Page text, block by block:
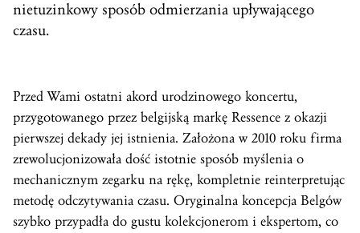
nietuzinkowy sposób odmierzania upływającego
czasu.
Przed Wami ostatni akord urodzinowego koncertu,
przygotowanego przez belgijską markę Ressence z okazji
pierwszej dekady jej istnienia. Założona w 2010 roku firma
zrewolucjonizowała dość istotnie sposób myślenia o
mechanicznym zegarku na rękę, kompletnie reinterpretując
metodę odczytywania czasu. Oryginalna koncepcja Belgów
szybko przypadła do gustu kolekcjonerom i ekspertom, co